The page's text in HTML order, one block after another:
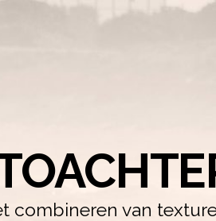
combineren van